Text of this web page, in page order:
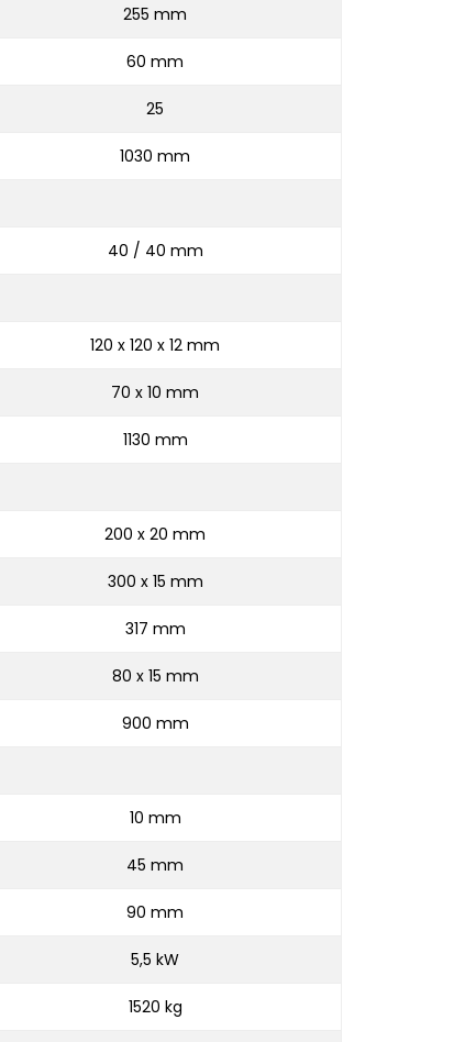
255 mm
60 mm
25
1030 mm
40 / 40 mm
120 x 120 x 12 mm
70 x 10 mm
1130 mm
200 x 20 mm
300 x 15 mm
317 mm
80 x 15 mm
900 mm
10 mm
45 mm
90 mm
5,5 kW
1520 kg